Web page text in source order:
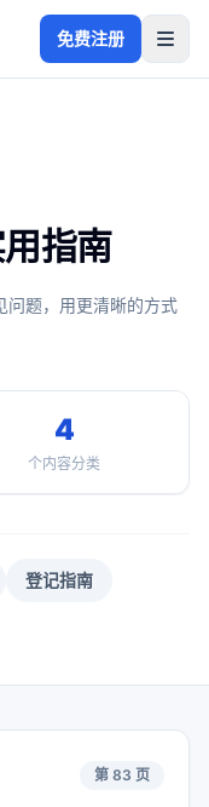
免费注册
指南
问题，用更清晰的方式
4
个内容分类
登记指南
第 83 页